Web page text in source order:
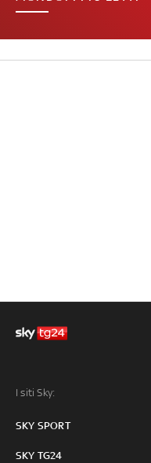
I siti Sky:
SKY SPORT
SKY TG24